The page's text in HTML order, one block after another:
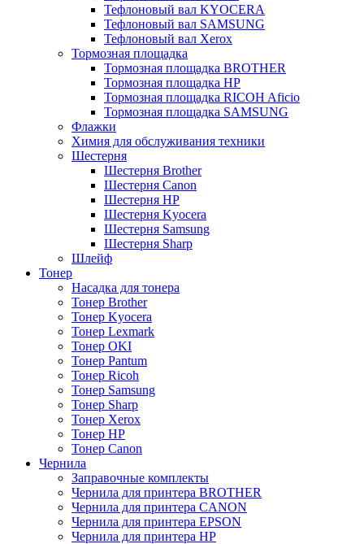
Тефлоновый вал KYOCERA
Тефлоновый вал SAMSUNG
Тефлоновый вал Xerox
Тормозная площадка
Тормозная площадка BROTHER
Тормозная площадка HP
Тормозная площадка RICOH Aficio
Тормозная площадка SAMSUNG
Флажки
Химия для обслуживания техники
Шестерня
Шестерня Brother
Шестерня Canon
Шестерня HP
Шестерня Kyocera
Шестерня Samsung
Шестерня Sharp
Шлейф
Тонер
Насадка для тонера
Тонер Brother
Тонер Kyocera
Тонер Lexmark
Тонер OKI
Тонер Pantum
Тонер Ricoh
Тонер Samsung
Тонер Sharp
Тонер Xerox
Тонер НР
Тонер Саnon
Чернила
Заправочные комплекты
Чернила для принтера BROTHER
Чернила для принтера CANON
Чернила для принтера EPSON
Чернила для принтера HP